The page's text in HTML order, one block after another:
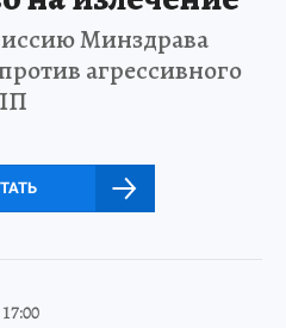
Минздрава
агрессивного